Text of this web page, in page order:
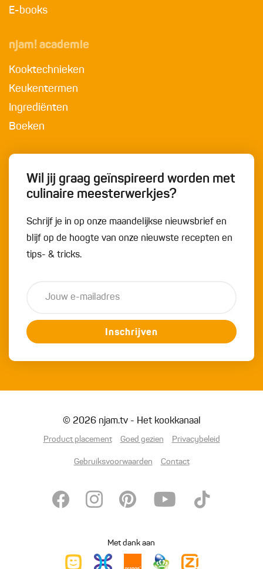
E-books
njam! academie
Kooktechnieken
Keukentermen
Ingrediënten
Boeken
Wil jij graag geïnspireerd worden met
culinaire meesterwerkjes?
Schrijf je in op onze maandelijkse nieuwsbrief en
blijf op de hoogte van onze nieuwste recepten en
tips- & tricks.
Inschrijven
© 2026 njam.tv - Het kookkanaal
Product placement Goed gezien Privacybeleid
Gebruiksvoorwaarden Contact
Met dank aan